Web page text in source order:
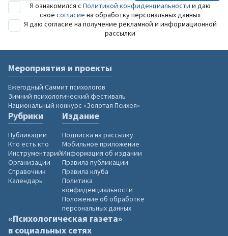
Я ознакомился с Политикой конфиденциальности и даю
своё согласие на обработку персональных данных
Я даю согласие на получение рекламной и информационной
рассылки
Мероприятия и проекты
Ежегодный Саммит психологов
Зимний психологический фестиваль
Национальный конкурс «Золотая Психея»
Рубрики
Публикации
Кто есть кто
Инструментарий
Организации
Справочник
Календарь
Издание
Подписка на рассылку
Мобильное приложение
Информация об издании
Правила публикации
Правила клуба
Политика
конфиденциальности
Положение об обработке
персональных данных
«Психологическая газета»
в социальных сетях